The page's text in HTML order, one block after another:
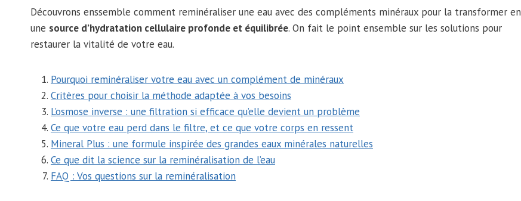
Découvrons enssemble comment reminéraliser une eau avec des compléments minéraux pour la transformer en
une source d’hydratation cellulaire profonde et équilibrée. On fait le point ensemble sur les solutions pour
restaurer la vitalité de votre eau.
Pourquoi reminéraliser votre eau avec un complément de minéraux
Critères pour choisir la méthode adaptée à vos besoins
L’osmose inverse : une filtration si efficace qu’elle devient un problème
Ce que votre eau perd dans le filtre, et ce que votre corps en ressent
Mineral Plus : une formule inspirée des grandes eaux minérales naturelles
Ce que dit la science sur la reminéralisation de l’eau
FAQ : Vos questions sur la reminéralisation